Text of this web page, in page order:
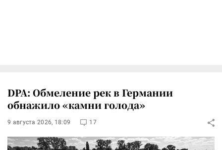
DPA: Обмеление рек в Германии
обнажило «камни голода»
9 августа 2026, 18:09 17